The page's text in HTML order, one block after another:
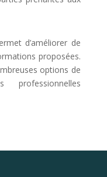
d’améliorer de
proposées.
options de
professionnelles